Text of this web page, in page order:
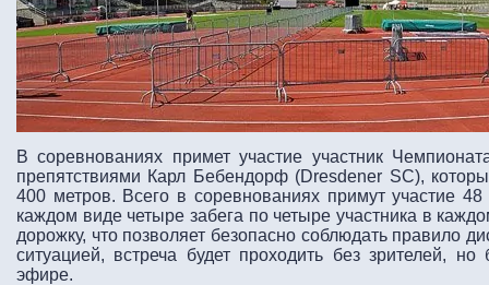
В соревнованиях примет участие участник
препятствиями Карл Бебендорф (Dresdener SC),
400 метров. Всего в соревнованиях примут участие
каждом виде четыре забега по четыре участника в
дорожку, что позволяет безопасно соблюдать правило
ситуацией, встреча будет проходить без зрителей,
эфире.